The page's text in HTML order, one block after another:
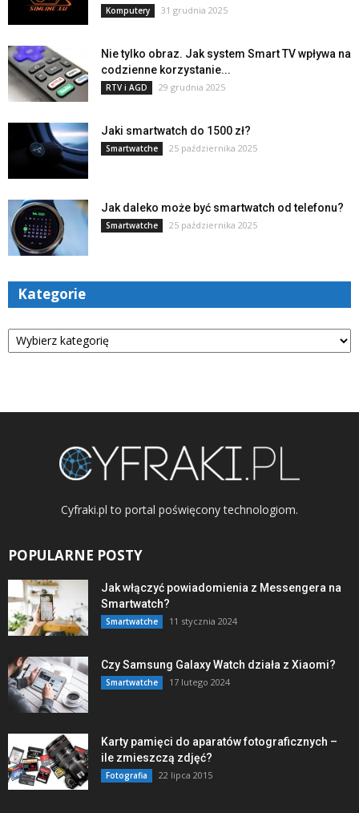
Komputery 31 grudnia 2025
Nie tylko obraz. Jak system Smart TV wpływa na
codzienne korzystanie...
RTV i AGD 29 grudnia 2025
Jaki smartwatch do 1500 zł?
Smartwatche 25 października 2025
Jak daleko może być smartwatch od telefonu?
Smartwatche 25 października 2025
Kategorie
Kategorie
Cyfraki.pl to portal poświęcony technologiom.
POPULARNE POSTY
Jak włączyć powiadomienia z Messengera na
Smartwatch?
Smartwatche 11 stycznia 2024
Czy Samsung Galaxy Watch działa z Xiaomi?
Smartwatche 17 lutego 2024
Karty pamięci do aparatów fotograficznych –
ile zmieszczą zdjęć?
Fotografia 22 lipca 2015